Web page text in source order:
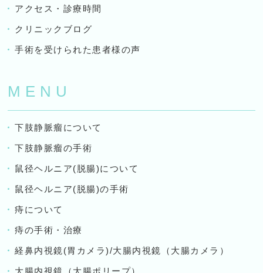
アクセス・診療時間
クリニックブログ
手術を受けられた患者様の声
MENU
下肢静脈瘤について
下肢静脈瘤の手術
鼠径ヘルニア(脱腸)について
鼠径ヘルニア(脱腸)の手術
痔について
痔の手術・治療
経鼻内視鏡(胃カメラ)/大腸内視鏡（大腸カメラ）
大腸内視鏡（大腸ポリープ）